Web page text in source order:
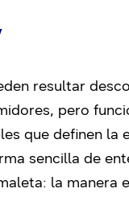
resultar
pero
que definen la
sencilla de
la manera